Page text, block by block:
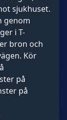
sjukhuset.
genom
i T-
bron och
Kör
på
på